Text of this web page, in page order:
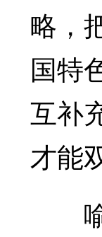
略，
国特
互补
才能
喻